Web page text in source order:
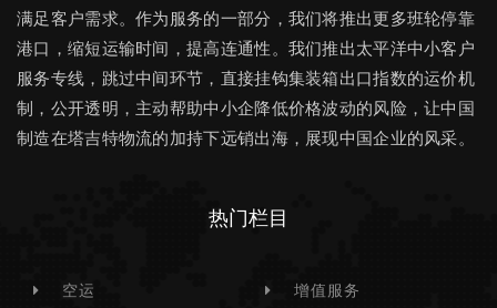
满足客户需求。作为服务的一部分，我们将推出更多班轮停靠
港口，缩短运输时间，提高连通性。我们推出太平洋中小客户
服务专线，跳过中间环节，直接挂钩集装箱出口指数的运价机
制，公开透明，主动帮助中小企降低价格波动的风险，让中国
制造在塔吉特物流的加持下远销出海，展现中国企业的风采。
热门栏目
空运 增值服务